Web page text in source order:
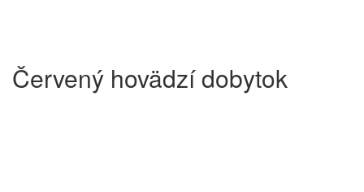
Červený hovädzí dobytok